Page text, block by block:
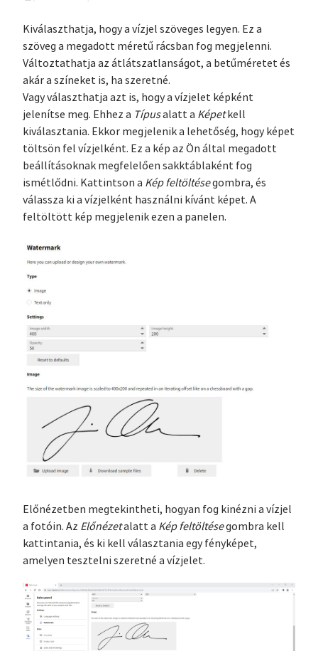
Kiválaszthatja, hogy a vízjel szöveges legyen. Ez a
szöveg a megadott méretű rácsban fog megjelenni.
Változtathatja az átlátszatlanságot, a betűméretet és
akár a színeket is, ha szeretné.
Vagy választhatja azt is, hogy a vízjelet képként
jelenítse meg. Ehhez a Típusalatt a Képetkell
kiválasztania. Ekkor megjelenik a lehetőség, hogy képet
töltsön fel vízjelként. Ez a kép az Ön által megadott
beállításoknak megfelelően sakktáblaként fog
ismétlődni. Kattintson a Kép feltöltésegombra, és
válassza ki a vízjelként használni kívánt képet. A
feltöltött kép megjelenik ezen a panelen.
Előnézetben megtekintheti, hogyan fog kinézni a vízjel
a fotóin. Az Előnézetalatt a Kép feltöltésegombra kell
kattintania, és ki kell választania egy fényképet,
amelyen tesztelni szeretné a vízjelet.